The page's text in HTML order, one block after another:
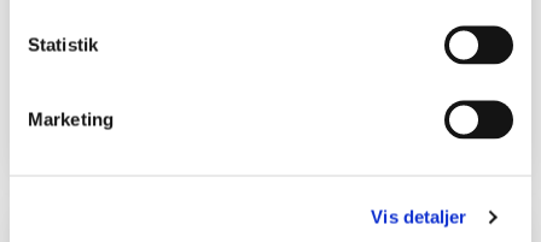
Statistik
Marketing
Vis detaljer